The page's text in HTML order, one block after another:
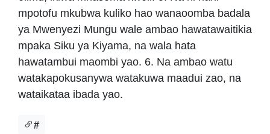
mpotofu mkubwa kuliko hao wanaoomba badala
ya Mwenyezi Mungu wale ambao hawatawaitikia
mpaka Siku ya Kiyama, na wala hata
hawatambui maombi yao. 6. Na ambao watu
watakapokusanywa watakuwa maadui zao, na
wataikataa ibada yao.
#